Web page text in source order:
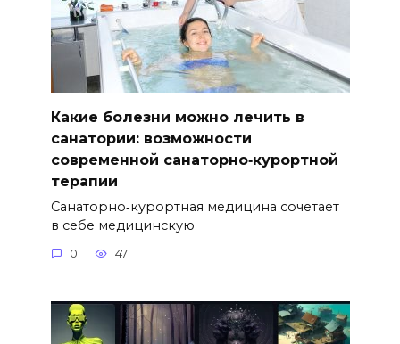
Какие болезни можно лечить в
санатории: возможности
современной санаторно‑курортной
терапии
Санаторно‑курортная медицина сочетает
в себе медицинскую
0 47